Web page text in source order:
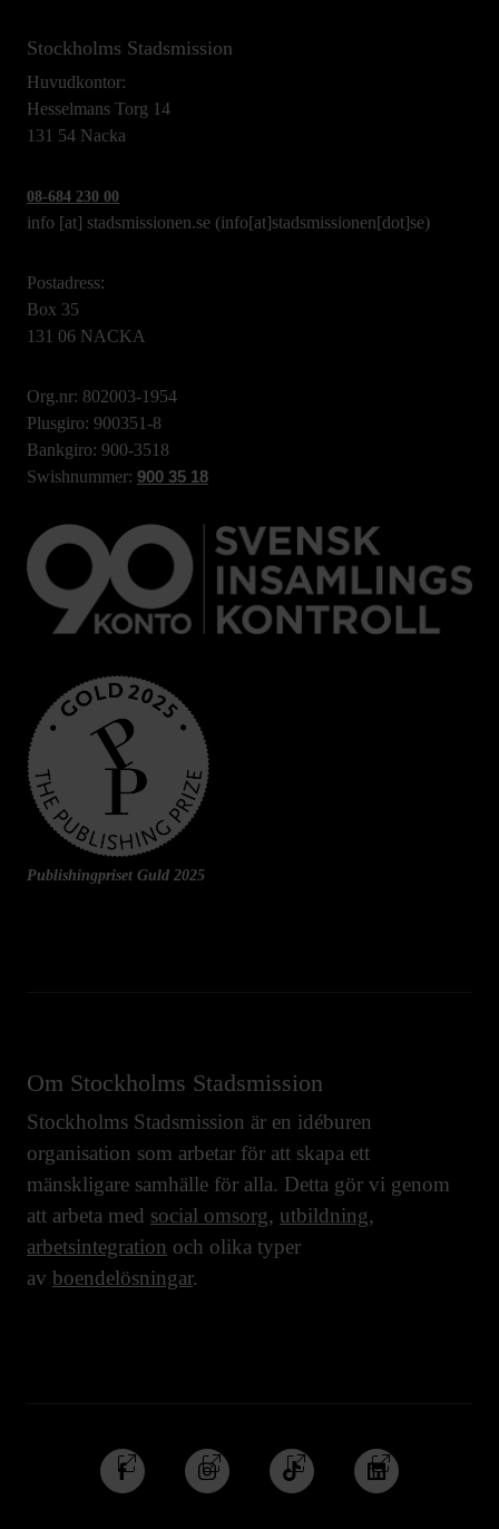
Stockholms Stadsmission
Huvudkontor:
Hesselmans Torg 14
131 54 Nacka
08-684 230 00
info [at] stadsmissionen.se (info[at]stadsmissionen[dot]se)
Postadress:
Box 35
131 06 NACKA
Org.nr: 802003-1954
Plusgiro: 900351-8
Bankgiro: 900-3518
Swishnummer: 900 35 18
Publishingpriset Guld 2025
Om Stockholms Stadsmission
Stockholms Stadsmission är en idéburen
organisation som arbetar för att skapa ett
mänskligare samhälle för alla. Detta gör vi genom
att arbeta med social omsorg, utbildning,
arbetsintegration och olika typer
av boendelösningar.
Följ
oss
Följ
oss
Följ
oss
Följ
oss